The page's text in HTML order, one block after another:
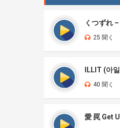
くつずれ
25 聞く
40 聞く
愛 罠 Get